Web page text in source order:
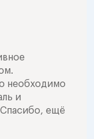
необходимо
и
Спасибо, ещё